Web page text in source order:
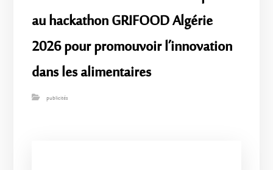
au hackathon GRIFOOD Algérie
2026 pour promouvoir l’innovation
dans les alimentaires
publicités